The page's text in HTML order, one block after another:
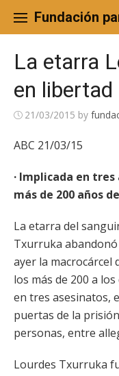
content
Fundación
La etarra
en libertad
21/03/2015 by
ABC 21/03/15
· Implicada en
más de 200 años
La etarra del
Txurruka abandonó
ayer la macrocárcel
los más de 200 a
en tres asesinatos,
puertas de la
personas, entre
Lourdes Txurruka